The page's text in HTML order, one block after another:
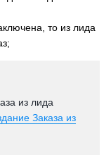
то из лида
из лида
Заказа из